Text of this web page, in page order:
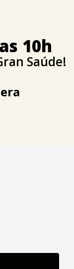
10h
Saúde!